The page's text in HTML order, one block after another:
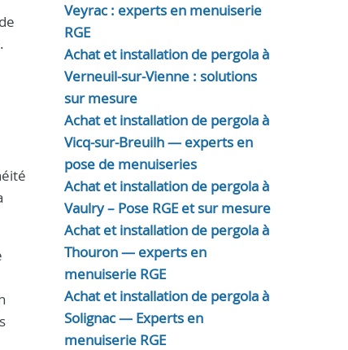
Veyrac : experts en menuiserie
RGE
Achat et installation de pergola à
Verneuil-sur-Vienne : solutions
sur mesure
Achat et installation de pergola à
Vicq-sur-Breuilh — experts en
pose de menuiseries
Achat et installation de pergola à
Vaulry – Pose RGE et sur mesure
Achat et installation de pergola à
Thouron — experts en
menuiserie RGE
Achat et installation de pergola à
Solignac — Experts en
menuiserie RGE